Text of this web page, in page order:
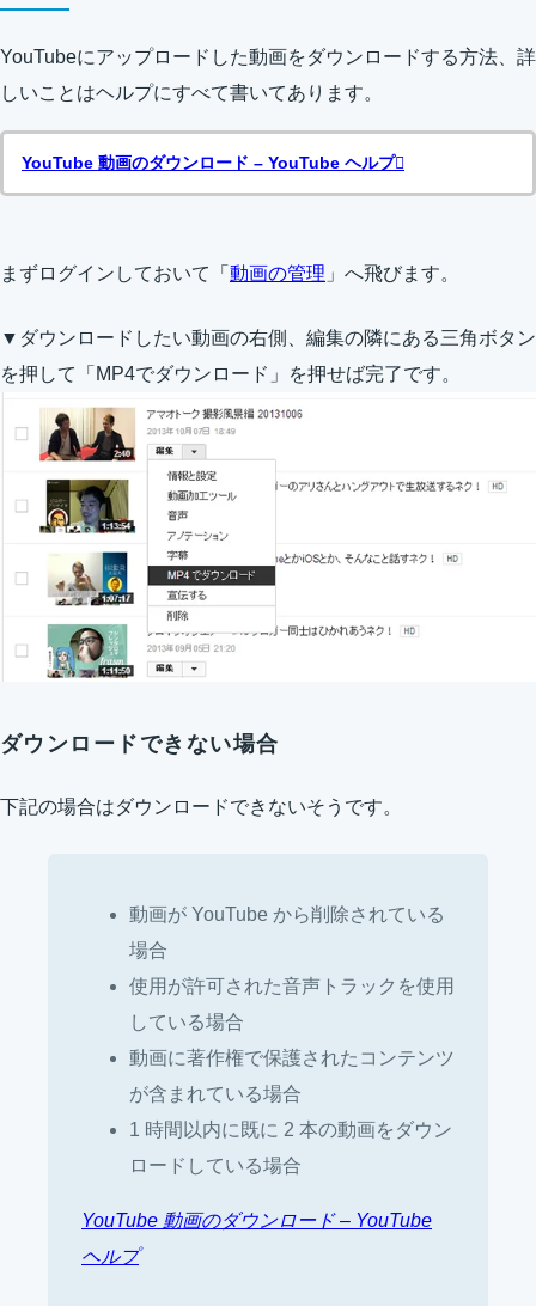
YouTubeにアップロードした動画をダウンロードする方法、詳
しいことはヘルプにすべて書いてあります。
YouTube 動画のダウンロード – YouTube ヘルプ
まずログインしておいて「 動画の管理 」へ飛びます。
▼ダウンロードしたい動画の右側、編集の隣にある三角ボタン
を押して「MP4でダウンロード」を押せば完了です。
ダウンロードできない場合
下記の場合はダウンロードできないそうです。
動画が YouTube から削除されている
場合
使用が許可された音声トラックを使用
している場合
動画に著作権で保護されたコンテンツ
が含まれている場合
1 時間以内に既に 2 本の動画をダウン
ロードしている場合
YouTube 動画のダウンロード – YouTube
ヘルプ